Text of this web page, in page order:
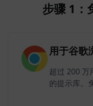
步骤 1：
用于谷歌
超过 200 万
的提示库。